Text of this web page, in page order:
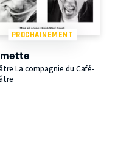
PROCHAINEMENT
La compagnie du Café-